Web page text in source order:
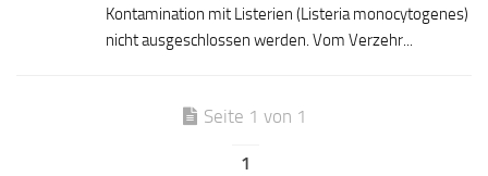
Kontamination mit Listerien (Listeria monocytogenes)
nicht ausgeschlossen werden. Vom Verzehr...
Seite 1 von 1
1